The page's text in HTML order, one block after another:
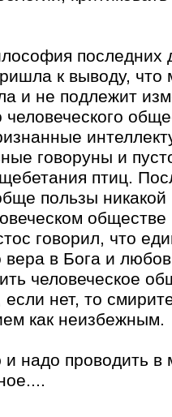
последних
к выводу, что
и не подлежит
человеческого
говоруны и
птиц.
пользы
говорил, что
вера в Бога и
человеческое
нет, то
как неизбежным.
надо проводить в